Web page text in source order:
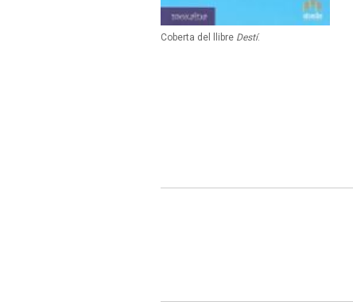
Coberta del llibre Destí.